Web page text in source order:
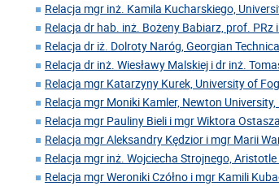
Relacja mgr inż. Kamila Kucharskiego,
Relacja dr hab. inż. Bożeny Babiarz, prof.
Relacja dr iż. Dolroty Naróg, Georgian
Relacja dr inż. Wiesławy Malskiej i dr inż.
Relacja mgr Katarzyny Kurek, University of
Relacja mgr Moniki Kamler, Newton
Relacja mgr Pauliny Bieli i mgr Wiktora
Relacja mgr Aleksandry Kędzior i mgr Marii
Relacja mgr inż. Wojciecha Strojnego,
Relacja mgr Weroniki Czółno i mgr Kamili